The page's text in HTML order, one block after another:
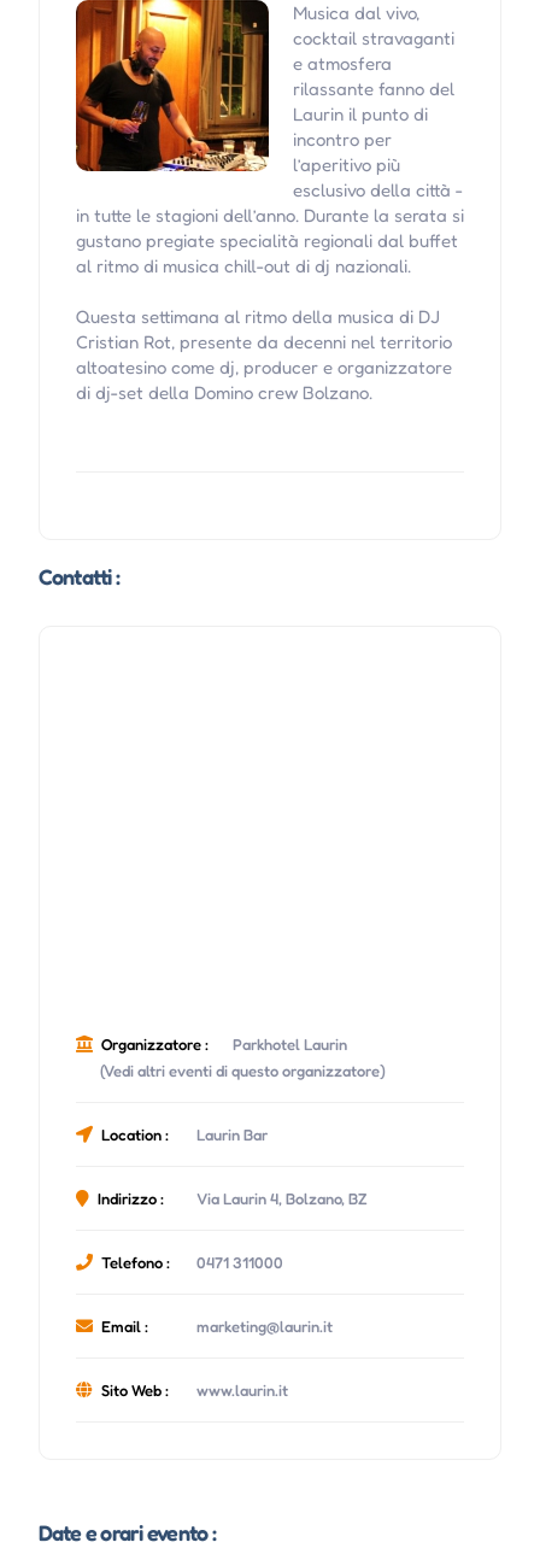
Musica dal vivo,
cocktail stravaganti
e atmosfera
rilassante fanno del
Laurin il punto di
incontro per
l’aperitivo più
esclusivo della città -
in tutte le stagioni dell’anno. Durante la serata si
gustano pregiate specialità regionali dal buffet
al ritmo di musica chill-out di dj nazionali.
Questa settimana al ritmo della musica di DJ
Cristian Rot, presente da decenni nel territorio
altoatesino come dj, producer e organizzatore
di dj-set della Domino crew Bolzano.
Contatti :
Organizzatore :
Parkhotel Laurin
(Vedi altri eventi di questo organizzatore)
Location : Laurin Bar
Indirizzo : Via Laurin 4, Bolzano, BZ
Telefono : 0471 311000
Email : marketing@laurin.it
Sito Web : www.laurin.it
Date e orari evento :